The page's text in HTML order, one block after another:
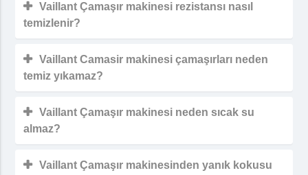
Vaillant Çamaşır makinesi rezistansı nasıl
temizlenir?
Vaillant Camasir makinesi çamaşırları neden
temiz yıkamaz?
Vaillant Çamaşır makinesi neden sıcak su
almaz?
Vaillant Çamaşır makinesinden yanık kokusu